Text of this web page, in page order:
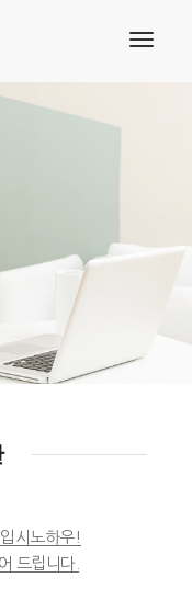
시노하우!
드립니다.